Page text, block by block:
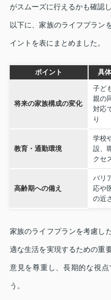
がスムーズに行えるかも確認
以下に、家族のライフプラン
イントを表にまとめました。
ポイント 具
将来の家族構成の変化
子ど
親の
対応
り
教育・通勤環境
学校
設、
クセ
高齢期への備え
バリ
応や
の近
家族のライフプランを考慮し
適な生活を実現するための重
意見を尊重し、長期的な視
う。